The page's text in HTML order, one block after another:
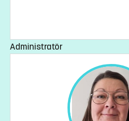
Administratör